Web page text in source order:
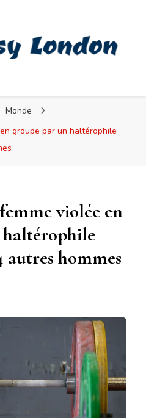
Monde
groupe par un haltérophile
violée en
hommes